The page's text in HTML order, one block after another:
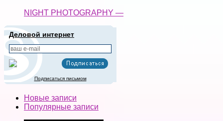
NIGHT PHOTOGRAPHY —
Деловой интернет
Подписаться письмом
Новые записи
Популярные записи